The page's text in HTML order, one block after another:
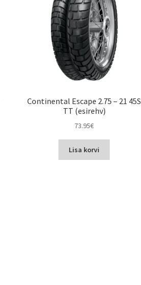
Continental Escape 2.75 – 21 45S
TT (esirehv)
73.95€
Lisa korvi